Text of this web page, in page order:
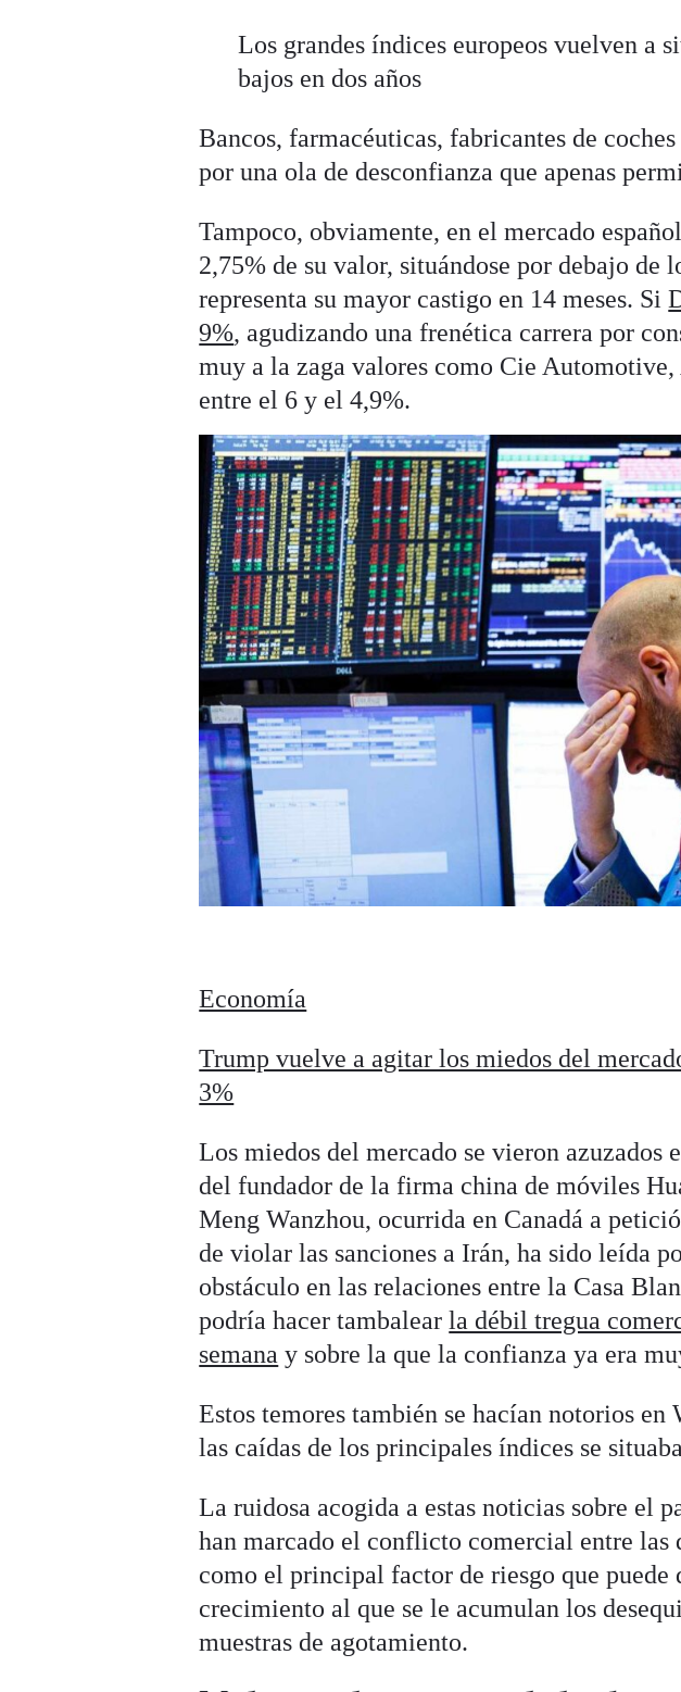
Los grandes índices europeos vuelven a
bajos en dos años
Bancos, farmacéuticas, fabricantes de
por una ola de desconfianza que apenas
Tampoco, obviamente, en el mercado
2,75% de su valor, situándose por debajo de
representa su mayor castigo en 14 meses. Si
9%, agudizando una frenética carrera por
muy a la zaga valores como Cie
entre el 6 y el 4,9%.
Economía
Trump vuelve a agitar los miedos del
3%
Los miedos del mercado se vieron azuzados
del fundador de la firma china de móviles
Meng Wanzhou, ocurrida en Canadá a
de violar las sanciones a Irán, ha sido leída
obstáculo en las relaciones entre la Casa
podría hacer tambalearla débil tregua
semana y sobre la que la confianza ya era
Estos temores también se hacían notorios en
las caídas de los principales índices se
La ruidosa acogida a estas noticias sobre el
han marcado el conflicto comercial entre las
como el principal factor de riesgo que puede
crecimiento al que se le acumulan los
muestras de agotamiento.